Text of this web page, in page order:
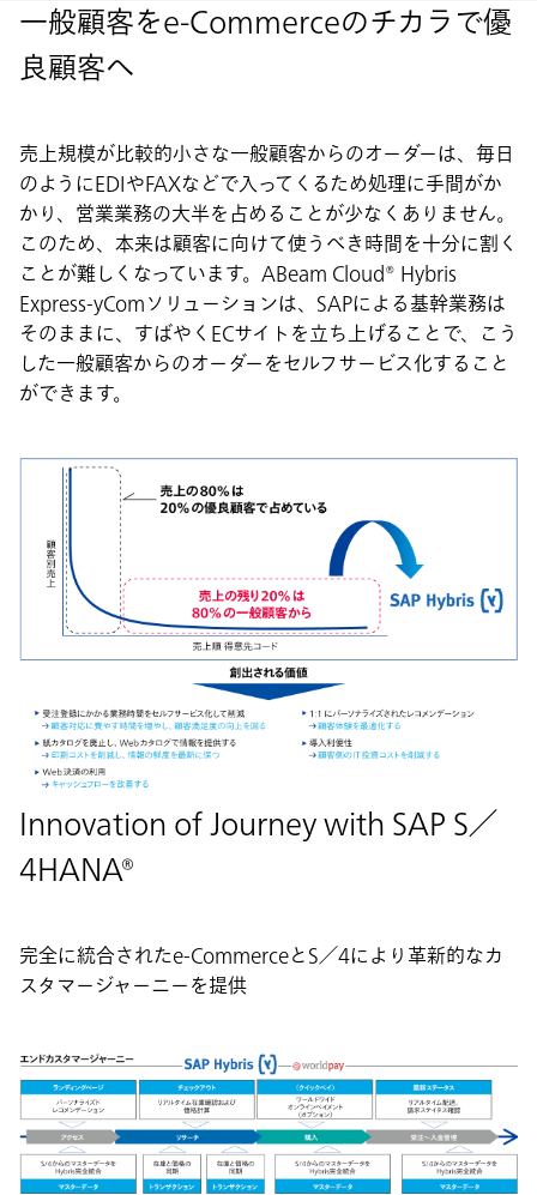
一般顧客をe-Commerceのチカラで優
良顧客へ
売上規模が比較的小さな一般顧客からのオーダーは、毎日
のようにEDIやFAXなどで入ってくるため処理に手間がか
かり、営業業務の大半を占めることが少なくありません。
このため、本来は顧客に向けて使うべき時間を十分に割く
ことが難しくなっています。ABeam Cloud® Hybris
Express-yComソリューションは、SAPによる基幹業務は
そのままに、すばやくECサイトを立ち上げることで、こう
した一般顧客からのオーダーをセルフサービス化すること
ができます。
Innovation of Journey with SAP S／
4HANA®
完全に統合されたe-CommerceとS／4により革新的なカ
スタマージャーニーを提供